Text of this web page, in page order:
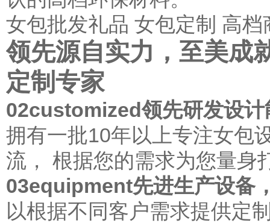
女包批发礼品 女包定制 高档
领先源自实力，至美
定制专家
02customized领先研发设
拥有一批10年以上专注女包
流， 根据您的需求为您量身
03equipment先进生产设备
以根据不同客户需求提供定